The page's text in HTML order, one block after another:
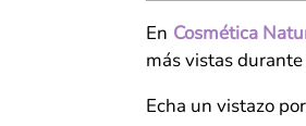
En Cosmética
más vistas
Echa un vistazo